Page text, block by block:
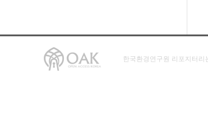
한국환경연구원 리포지터